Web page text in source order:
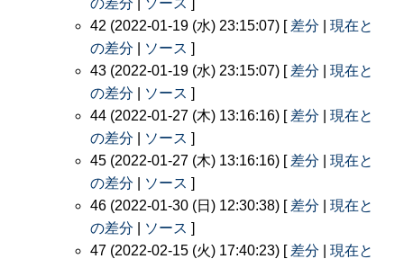
の差分 ソース
42 (2022-01-19 (水) 23:15:07) [ 差分
現在と
の差分
ソース ]
43 (2022-01-19 (水) 23:15:07) [ 差分
現在と
の差分
ソース ]
44 (2022-01-27 (木) 13:16:16) [ 差分
現在と
の差分
ソース ]
45 (2022-01-27 (木) 13:16:16) [ 差分
現在と
の差分
ソース ]
46 (2022-01-30 (日) 12:30:38) [ 差分
現在と
の差分
ソース ]
47 (2022-02-15 (火) 17:40:23) [ 差分
現在と